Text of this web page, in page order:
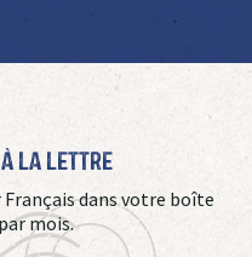
La Lettre
Français dans votre boîte
mois.